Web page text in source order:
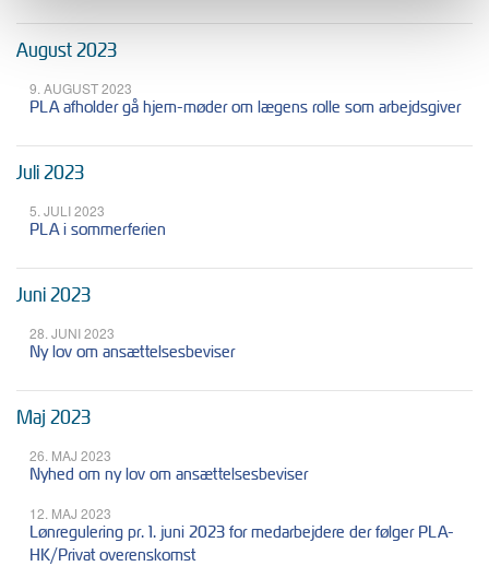
August 2023
9. AUGUST 2023
PLA afholder gå hjem-møder om lægens rolle som arbejdsgiver
Juli 2023
5. JULI 2023
PLA i sommerferien
Juni 2023
28. JUNI 2023
Ny lov om ansættelsesbeviser
Maj 2023
26. MAJ 2023
Nyhed om ny lov om ansættelsesbeviser
12. MAJ 2023
Lønregulering pr. 1. juni 2023 for medarbejdere der følger PLA-
HK/Privat overenskomst